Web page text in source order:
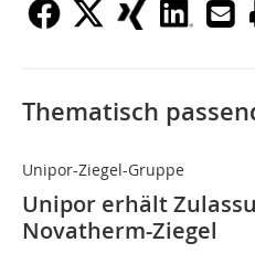
Thematisch
Unipor-Ziegel-Gruppe
Unipor erhält
Novatherm-Ziegel